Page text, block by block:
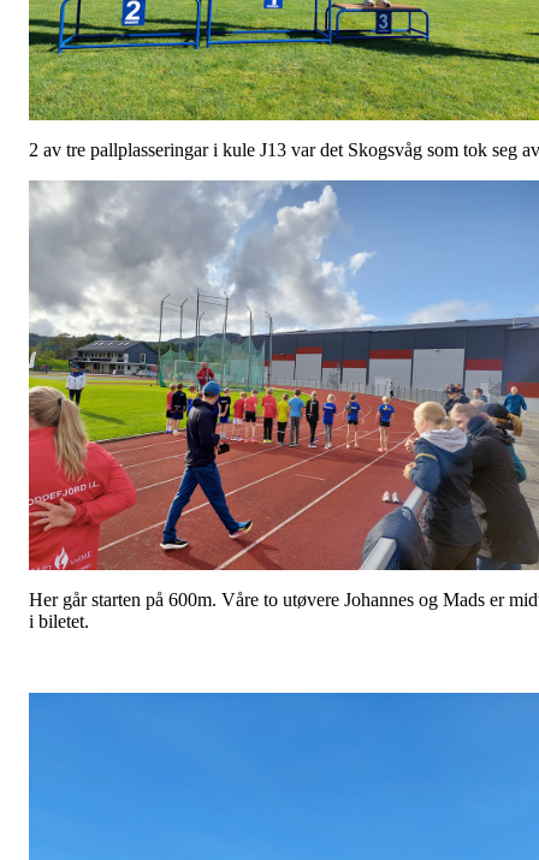
2 av tre pallplasseringar i kule J13 var det Skogsvåg som tok seg
Her går starten på 600m. Våre to utøvere Johannes og Mads er
i biletet.